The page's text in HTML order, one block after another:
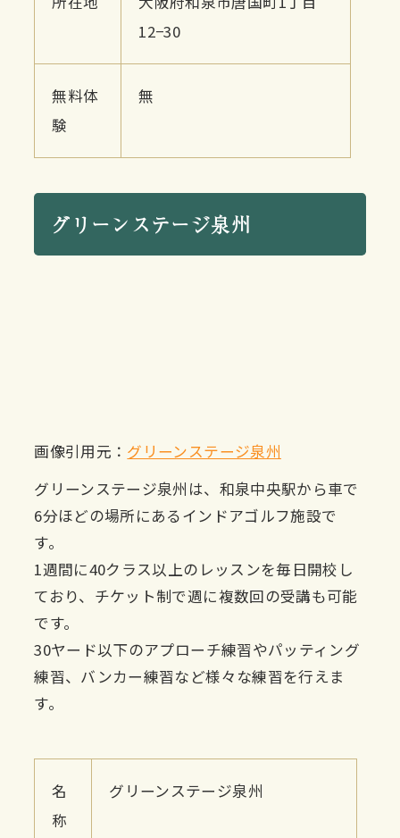
12−30
無料体
験
無
グリーンステージ泉州
画像引用元： グリーンステージ泉州
グリーンステージ泉州は、和泉中央駅から車で
6分ほどの場所にあるインドアゴルフ施設で
す。
1週間に40クラス以上のレッスンを毎日開校し
ており、チケット制で週に複数回の受講も可能
です。
30ヤード以下のアプローチ練習やパッティング
練習、バンカー練習など様々な練習を行えま
す。
名
称
グリーンステージ泉州